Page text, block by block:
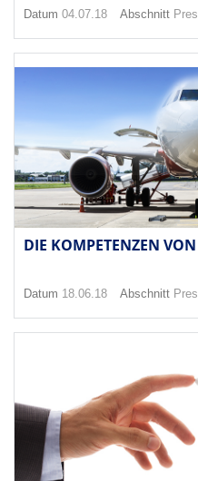
Datum 04.07.18 Abschnitt
DIE KOMPETENZEN
Datum 18.06.18 Abschnitt